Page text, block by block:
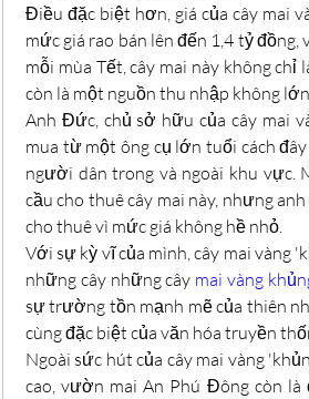
Điều đặc biệt hơn, giá của cây mai
mức giá rao bán lên đến 1,4 tỷ
mỗi mùa Tết, cây mai này không
còn là một nguồn thu nhập không
Anh Đức, chủ sở hữu của cây mai
mua từ một ông cụ lớn tuổi cách
người dân trong và ngoài khu vực.
cầu cho thuê cây mai này, nhưng
cho thuê vì mức giá không hề nhỏ.
Với sự kỳ vĩ của mình, cây mai vàng
những cây những cây mai vàng
sự trường tồn mạnh mẽ của thiên
cùng đặc biệt của văn hóa truyền
Ngoài sức hút của cây mai vàng
cao, vườn mai An Phú Đông còn